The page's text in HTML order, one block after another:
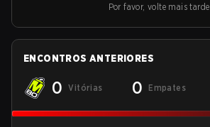
Por favor, volte mais tarde
ENCONTROS ANTERIORES
0 Vitórias 0 Empates